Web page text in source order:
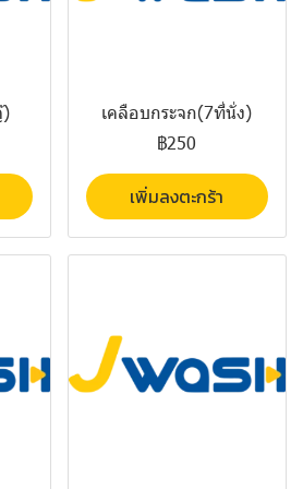
)
เคลือบกระจก(7ที่นั่ง)
฿250
เพิ่มลงตะกร้า